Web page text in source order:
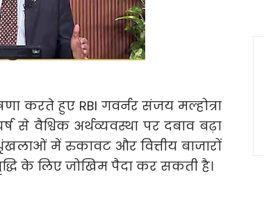
करते हुए RBI गवर्नर संजय मल्होत्रा
से वैश्विक अर्थव्यवस्था पर दबाव बढ़ा
में रुकावट और वित्तीय बाजारों
के लिए जोखिम पैदा कर सकती है।